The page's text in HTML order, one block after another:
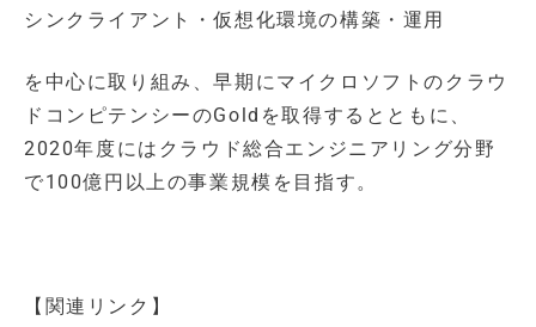
シンクライアント・仮想化環境の構築・運用
を中心に取り組み、早期にマイクロソフトのクラウ
ドコンピテンシーのGoldを取得するとともに、
2020年度にはクラウド総合エンジニアリング分野
で100億円以上の事業規模を目指す。
【関連リンク】